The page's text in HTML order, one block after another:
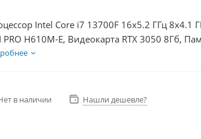
Intel Core i7 13700F 16x5.2 ГГц 8x4.1
PRO H610M-E, Видеокарта RTX 3050 8Гб,
250Гб, БП 600Вт
в наличии Нашли дешевле?